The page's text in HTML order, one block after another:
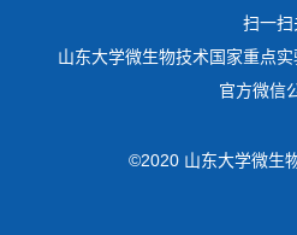
扫一扫
山东大学微生物技术国家重点
官方微信
©2020 山东大学微生